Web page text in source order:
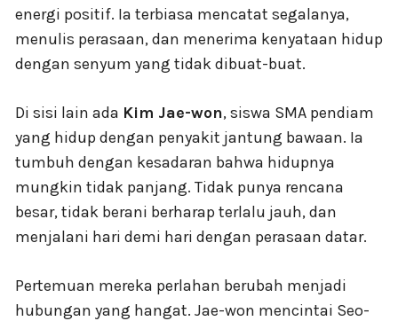
energi positif. Ia terbiasa mencatat segalanya,
menulis perasaan, dan menerima kenyataan hidup
dengan senyum yang tidak dibuat-buat.
Di sisi lain ada Kim Jae-won, siswa SMA pendiam
yang hidup dengan penyakit jantung bawaan. Ia
tumbuh dengan kesadaran bahwa hidupnya
mungkin tidak panjang. Tidak punya rencana
besar, tidak berani berharap terlalu jauh, dan
menjalani hari demi hari dengan perasaan datar.
Pertemuan mereka perlahan berubah menjadi
hubungan yang hangat. Jae-won mencintai Seo-